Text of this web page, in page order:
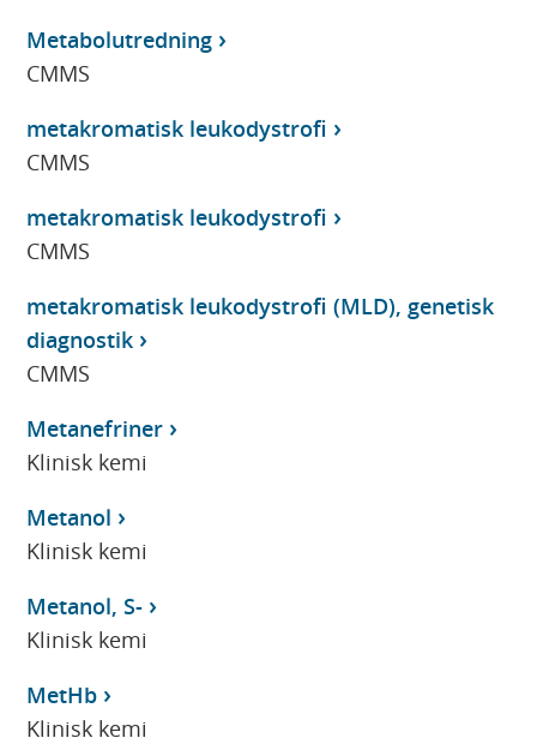
Metabolutredning
CMMS
metakromatisk leukodystrofi
CMMS
metakromatisk leukodystrofi
CMMS
metakromatisk leukodystrofi (MLD), genetisk
diagnostik
CMMS
Metanefriner
Klinisk kemi
Metanol
Klinisk kemi
Metanol, S-
Klinisk kemi
MetHb
Klinisk kemi